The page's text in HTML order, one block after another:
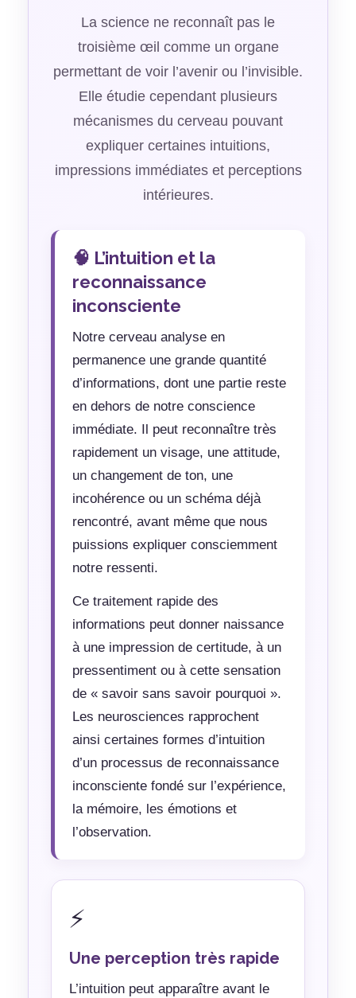
La science ne reconnaît pas le
troisième œil comme un organe
permettant de voir l’avenir ou l’invisible.
Elle étudie cependant plusieurs
mécanismes du cerveau pouvant
expliquer certaines intuitions,
impressions immédiates et perceptions
intérieures.
🧠 L’intuition et la
reconnaissance
inconsciente
Notre cerveau analyse en
permanence une grande quantité
d’informations, dont une partie reste
en dehors de notre conscience
immédiate. Il peut reconnaître très
rapidement un visage, une attitude,
un changement de ton, une
incohérence ou un schéma déjà
rencontré, avant même que nous
puissions expliquer consciemment
notre ressenti.
Ce traitement rapide des
informations peut donner naissance
à une impression de certitude, à un
pressentiment ou à cette sensation
de « savoir sans savoir pourquoi ».
Les neurosciences rapprochent
ainsi certaines formes d’intuition
d’un processus de reconnaissance
inconsciente fondé sur l’expérience,
la mémoire, les émotions et
l’observation.
⚡
Une perception très rapide
L’intuition peut apparaître avant le